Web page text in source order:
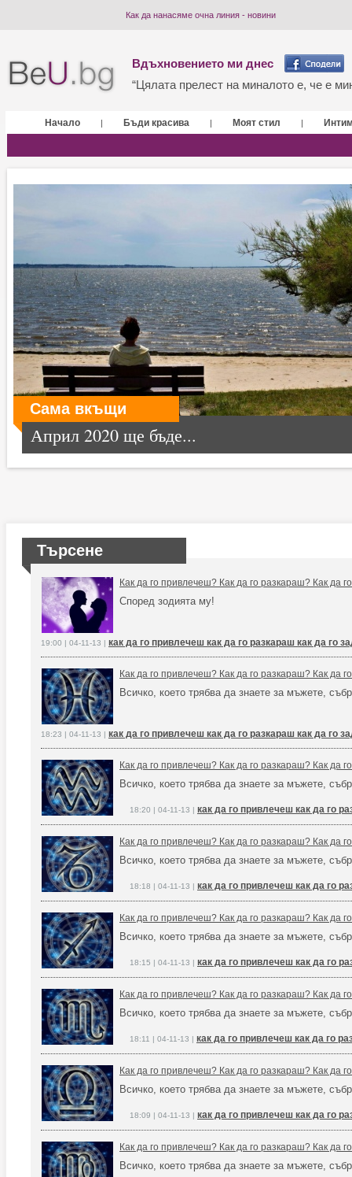
Как да нанасяме очна линия - новини
Вдъхновението ми днес
“Цялата прелест на миналото е, че е
Начало | Бъди красива | Моят стил |
Сама вкъщи
Април 2020 ще бъде...
Търсене
Как да го привлечеш? Как да го разкараш? Как да
Според зодията му!
19:00 | 04-11-13 | как да го привлечеш как да го разкараш как да го
Как да го привлечеш? Как да го разкараш? Как да
Всичко, което трябва да знаете за мъжете,
18:23 | 04-11-13 | как да го привлечеш как да го разкараш как да го
Как да го привлечеш? Как да го разкараш? Как да
Всичко, което трябва да знаете за мъжете,
18:20 | 04-11-13 | как да го привлечеш как да го
Как да го привлечеш? Как да го разкараш? Как да
Всичко, което трябва да знаете за мъжете,
18:18 | 04-11-13 | как да го привлечеш как да го
Как да го привлечеш? Как да го разкараш? Как да
Всичко, което трябва да знаете за мъжете,
18:15 | 04-11-13 | как да го привлечеш как да го
Как да го привлечеш? Как да го разкараш? Как да
Всичко, което трябва да знаете за мъжете,
18:11 | 04-11-13 | как да го привлечеш как да го
Как да го привлечеш? Как да го разкараш? Как да
Всичко, което трябва да знаете за мъжете,
18:09 | 04-11-13 | как да го привлечеш как да го
Как да го привлечеш? Как да го разкараш? Как да
Всичко, което трябва да знаете за мъжете,